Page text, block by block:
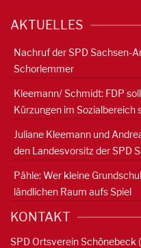
AKTUELLES
Nachruf der SPD Sachsen-
Schorlemmer
Kleemann/ Schmidt: FDP
Kürzungen im Sozialbereich
Juliane Kleemann und
den Landesvorsitz der SPD
Pähle: Wer kleine
ländlichen Raum aufs Spiel
KONTAKT
SPD Ortsverein Schönebeck